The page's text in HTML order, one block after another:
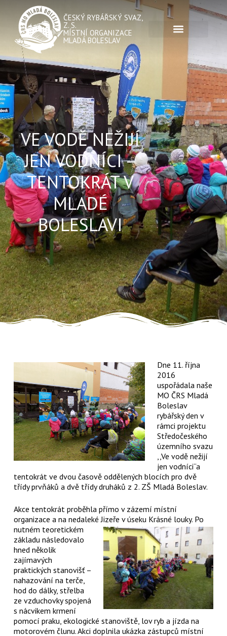
ČESKÝ RYBÁŘSKÝ SVAZ,
Z. S.
MÍSTNÍ ORGANIZACE
MLADÁ BOLESLAV
VE VODĚ NEŽIJÍ
JEN VODNÍCI –
TENTOKRÁT V
MLADÉ
BOLESLAVI
Dne 11. října
2016
uspořádala naše
MO ČRS Mladá
Boleslav
rybářský den v
rámci projektu
Středočeského
územního svazu
,,Ve vodě nežijí
jen vodníci“a
tentokrát ve dvou časově oddělených blocích pro dvě
třídy prvňáků a dvě třídy druháků z 2. ZŠ Mladá Boleslav.
Akce tentokrát proběhla přímo v zázemí místní
organizace a na nedaleké Jizeře vúseku Krásné louky. Po
nutném teoretickém
základu následovalo
hned několik
zajímavých
praktických stanovišť –
nahazování na terče,
hod do dálky, střelba
ze vzduchovky spojená
s nácvikem krmení
pomocí praku, ekologické stanoviště, lov ryb a jízda na
motorovém člunu. Akci doplnila ukázka zástupců místní